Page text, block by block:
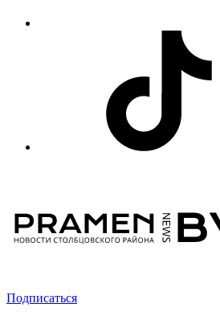
Подписаться